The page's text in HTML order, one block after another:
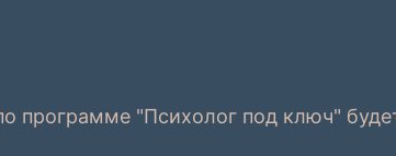
"Психолог под ключ"